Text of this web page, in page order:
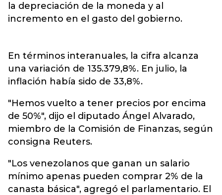
la depreciación de la moneda y al
incremento en el gasto del gobierno.
En términos interanuales, la cifra alcanza
una variación de 135.379,8%. En julio, la
inflación había sido de 33,8%.
"Hemos vuelto a tener precios por encima
de 50%", dijo el diputado Ángel Alvarado,
miembro de la Comisión de Finanzas, según
consigna Reuters.
"Los venezolanos que ganan un salario
mínimo apenas pueden comprar 2% de la
canasta básica", agregó el parlamentario. El